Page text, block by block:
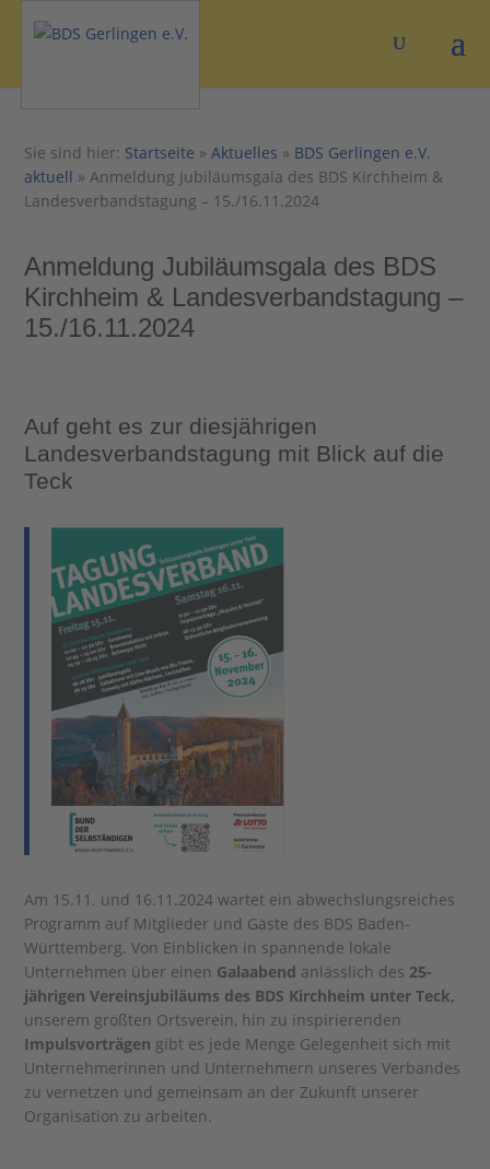
Sie sind hier: Startseite »Aktuelles » BDS Gerlingen e.V.
aktuell »Anmeldung Jubiläumsgala des BDS Kirchheim &
Landesverbandstagung – 15./16.11.2024
Anmeldung Jubiläumsgala des BDS
Kirchheim & Landesverbandstagung –
15./16.11.2024
Auf geht es zur diesjährigen
Landesverbandstagung mit Blick auf die
Teck
Am 15.11. und 16.11.2024 wartet ein abwechslungsreiches
Programm auf Mitglieder und Gäste des BDS Baden-
Württemberg. Von Einblicken in spannende lokale
Unternehmen über einen Galaabend anlässlich des 25-
jährigen Vereinsjubiläums des BDS Kirchheim unter Teck,
unserem größten Ortsverein, hin zu inspirierenden
Impulsvorträgen gibt es jede Menge Gelegenheit sich mit
Unternehmerinnen und Unternehmern unseres Verbandes
zu vernetzen und gemeinsam an der Zukunft unserer
Organisation zu arbeiten.